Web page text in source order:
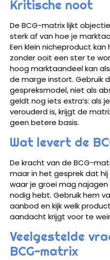
Kritische noot
De BCG-matrix lijkt
sterk af van hoe je
Een klein nicheproduct
zonder ooit een ster te
hoog marktaandeel kan
de marge instort. Gebruik
gespreksmodel, niet als
geldt nog iets extra’s: als
verouderd is, krijgt de
geen betere basis.
Wat levert de
De kracht van de BCG-
maar in het gesprek dat
waar je groei mag
nodig hebt. Gebruik hem
aanbod en kijk welk
aandacht krijgt voor te
Veelgestelde
BCG-matrix